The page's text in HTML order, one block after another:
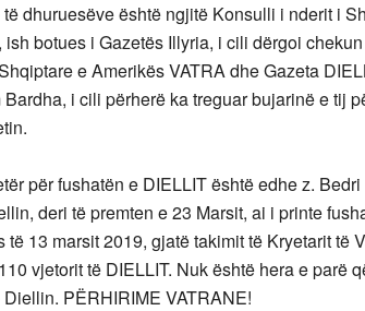
dhuruesëve është ngjitë Konsulli i nderit i
ish botues i Gazetës Illyria, i cili dërgoi
e Amerikës VATRA dhe Gazeta
i cili përherë ka treguar bujarinë e tij
për fushatën e DIELLIT është edhe z.
deri të premten e 23 Marsit, ai i printe
të 13 marsit 2019, gjatë takimit të Kryetarit të
vjetorit të DIELLIT. Nuk është hera e parë
PËRHIRIME VATRANE!